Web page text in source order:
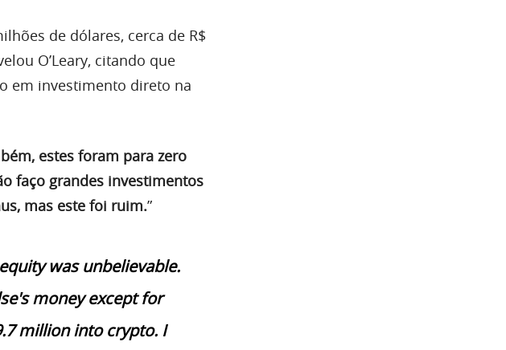
de dólares, cerca de R$
O’Leary, citando que
em investimento direto na
estes foram para zero
faço grandes investimentos
mas este foi ruim.”
was unbelievable.
money except for
million into crypto. I